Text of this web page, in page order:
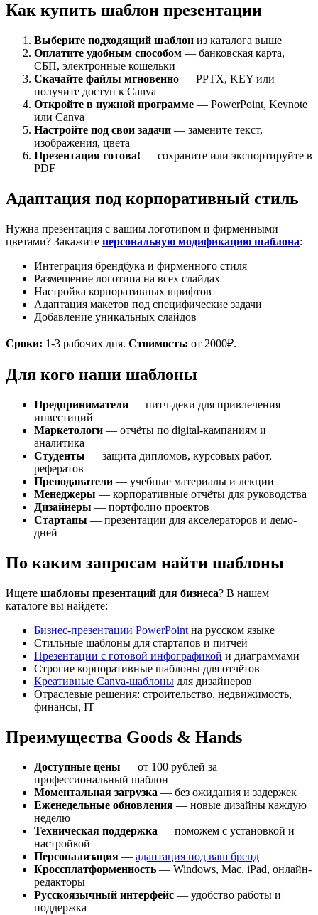
Как купить шаблон презентации
Выберите подходящий шаблон из каталога выше
Оплатите удобным способом — банковская карта,
СБП, электронные кошельки
Скачайте файлы мгновенно — PPTX, KEY или
получите доступ к Canva
Откройте в нужной программе — PowerPoint, Keynote
или Canva
Настройте под свои задачи — замените текст,
изображения, цвета
Презентация готова! — сохраните или экспортируйте в
PDF
Адаптация под корпоративный стиль
Нужна презентация с вашим логотипом и фирменными
цветами? Закажите персональную модификацию шаблона:
Интеграция брендбука и фирменного стиля
Размещение логотипа на всех слайдах
Настройка корпоративных шрифтов
Адаптация макетов под специфические задачи
Добавление уникальных слайдов
Сроки: 1-3 рабочих дня. Стоимость: от 2000₽.
Для кого наши шаблоны
Предприниматели — питч-деки для привлечения
инвестиций
Маркетологи — отчёты по digital-кампаниям и
аналитика
Студенты — защита дипломов, курсовых работ,
рефератов
Преподаватели — учебные материалы и лекции
Менеджеры — корпоративные отчёты для руководства
Дизайнеры — портфолио проектов
Стартапы — презентации для акселераторов и демо-
дней
По каким запросам найти шаблоны
Ищете шаблоны презентаций для бизнеса? В нашем
каталоге вы найдёте:
Бизнес-презентации PowerPoint на русском языке
Стильные шаблоны для стартапов и питчей
Презентации с готовой инфографикой и диаграммами
Строгие корпоративные шаблоны для отчётов
Креативные Canva-шаблоны для дизайнеров
Отраслевые решения: строительство, недвижимость,
финансы, IT
Преимущества Goods & Hands
Доступные цены — от 100 рублей за
профессиональный шаблон
Моментальная загрузка — без ожидания и задержек
Еженедельные обновления — новые дизайны каждую
неделю
Техническая поддержка — поможем с установкой и
настройкой
Персонализация — адаптация под ваш бренд
Кроссплатформенность — Windows, Mac, iPad, онлайн-
редакторы
Русскоязычный интерфейс — удобство работы и
поддержка